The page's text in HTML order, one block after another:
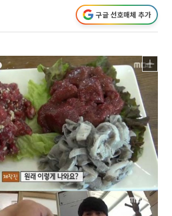
구글 선호매체 추가